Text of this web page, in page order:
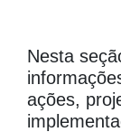
Nesta
ações,